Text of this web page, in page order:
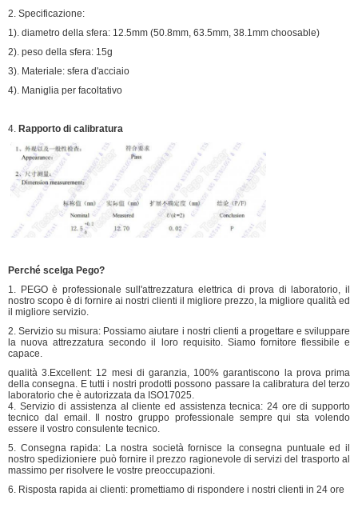
2. Specificazione:
1). diametro della sfera: 12.5mm (50.8mm, 63.5mm, 38.1mm choosable)
2). peso della sfera: 15g
3). Materiale: sfera d'acciaio
4). Maniglia per facoltativo
4. Rapporto di calibratura
Perché scelga Pego?
1. PEGO è professionale sull'attrezzatura elettrica di prova di laboratorio, il
nostro scopo è di fornire ai nostri clienti il migliore prezzo, la migliore qualità ed
il migliore servizio.
2. Servizio su misura: Possiamo aiutare i nostri clienti a progettare e sviluppare
la nuova attrezzatura secondo il loro requisito. Siamo fornitore flessibile e
capace.
qualità 3.Excellent: 12 mesi di garanzia, 100% garantiscono la prova prima
della consegna. E tutti i nostri prodotti possono passare la calibratura del terzo
laboratorio che è autorizzata da ISO17025.
4. Servizio di assistenza al cliente ed assistenza tecnica: 24 ore di supporto
tecnico dal email. Il nostro gruppo professionale sempre qui sta volendo
essere il vostro consulente tecnico.
5. Consegna rapida: La nostra società fornisce la consegna puntuale ed il
nostro spedizioniere può fornire il prezzo ragionevole di servizi del trasporto al
massimo per risolvere le vostre preoccupazioni.
6. Risposta rapida ai clienti: promettiamo di rispondere i nostri clienti in 24 ore